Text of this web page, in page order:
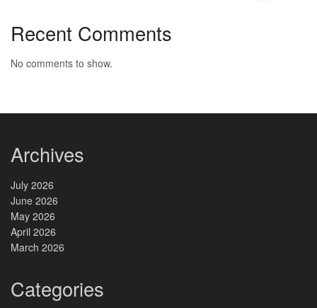
Recent Comments
No comments to show.
Archives
July 2026
June 2026
May 2026
April 2026
March 2026
Categories